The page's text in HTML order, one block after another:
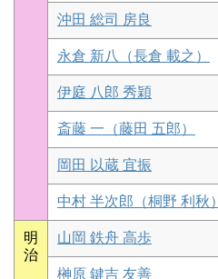
沖田 総司 房良
永倉 新八（長倉 載之）
伊庭 八郎 秀穎
斎藤 一（藤田 五郎）
岡田 以蔵 宜振
中村 半次郎（桐野 利秋）
明
治
山岡 鉄舟 高歩
榊原 鍵吉 友善